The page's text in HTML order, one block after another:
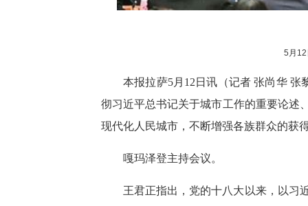
5月12
本报拉萨5月12日讯（记者 张尚华
彻习近平总书记关于城市工作的重要论述
现代化人民城市，不断增强各族群众的获
嘎玛泽登主持会议。
王君正指出，党的十八大以来，以习